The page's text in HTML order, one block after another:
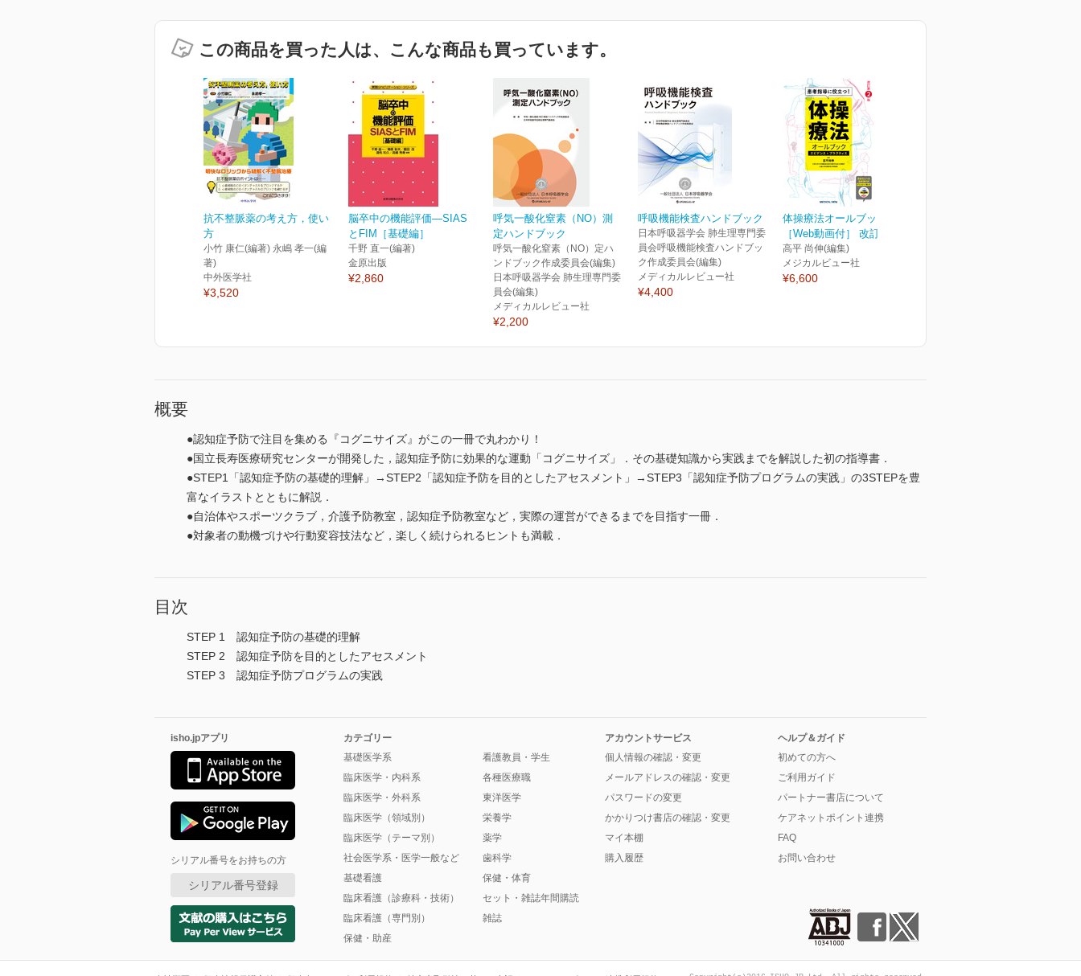
この商品を買った人は、こんな商品も買っています。
抗不整脈薬の考え方，使い
方
小竹 康仁(編著) 永嶋 孝一(編
著)
中外医学社
¥3,520
脳卒中の機能評価―SIAS
とFIM［基礎編］
千野 直一(編著)
金原出版
¥2,860
呼気一酸化窒素（NO）測
定ハンドブック
呼気一酸化窒素（NO）定ハ
ンドブック作成委員会(編集)
日本呼吸器学会 肺生理専門委
員会(編集)
メディカルレビュー社
¥2,200
呼吸機能検査ハンドブック
日本呼吸器学会 肺生理専門委
員会呼吸機能検査ハンドブッ
ク作成委員会(編集)
メディカルレビュー社
¥4,400
体操療法オールブック
［Web動画付］ 改訂第2版
高平 尚伸(編集)
メジカルビュー社
¥6,600
概要
●認知症予防で注目を集める『コグニサイズ』がこの一冊で丸わかり！
●国立長寿医療研究センターが開発した，認知症予防に効果的な運動「コグニサイズ」．その基礎知識から実践までを解説した初の指導書．
●STEP1「認知症予防の基礎的理解」→STEP2「認知症予防を目的としたアセスメント」→STEP3「認知症予防プログラムの実践」の3STEPを豊
富なイラストとともに解説．
●自治体やスポーツクラブ，介護予防教室，認知症予防教室など，実際の運営ができるまでを目指す一冊．
●対象者の動機づけや行動変容技法など，楽しく続けられるヒントも満載．
目次
STEP 1 認知症予防の基礎的理解
STEP 2 認知症予防を目的としたアセスメント
STEP 3 認知症予防プログラムの実践
isho.jpアプリ
シリアル番号をお持ちの方
シリアル番号登録
カテゴリー
基礎医学系
臨床医学・内科系
臨床医学・外科系
臨床医学（領域別）
臨床医学（テーマ別）
社会医学系・医学一般など
基礎看護
臨床看護（診療科・技術）
臨床看護（専門別）
保健・助産
看護教員・学生
各種医療職
東洋医学
栄養学
薬学
歯科学
保健・体育
セット・雑誌年間購読
雑誌
アカウントサービス
個人情報の確認・変更
メールアドレスの確認・変更
パスワードの変更
かかりつけ書店の確認・変更
マイ本棚
購入履歴
ヘルプ＆ガイド
初めての方へ
ご利用ガイド
パートナー書店について
ケアネットポイント連携
FAQ
お問い合わせ